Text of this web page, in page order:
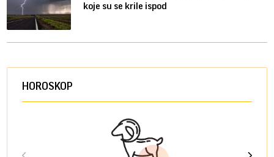
koje su se krile ispod
HOROSKOP